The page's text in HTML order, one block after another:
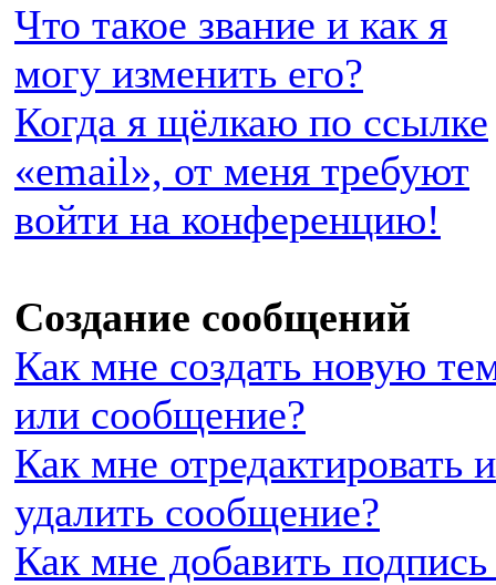
Что такое звание и как я
могу изменить его?
Когда я щёлкаю по ссылке
«email», от меня требуют
войти на конференцию!
Создание сообщений
Как мне создать новую
или сообщение?
Как мне отредактировать
удалить сообщение?
Как мне добавить подпись